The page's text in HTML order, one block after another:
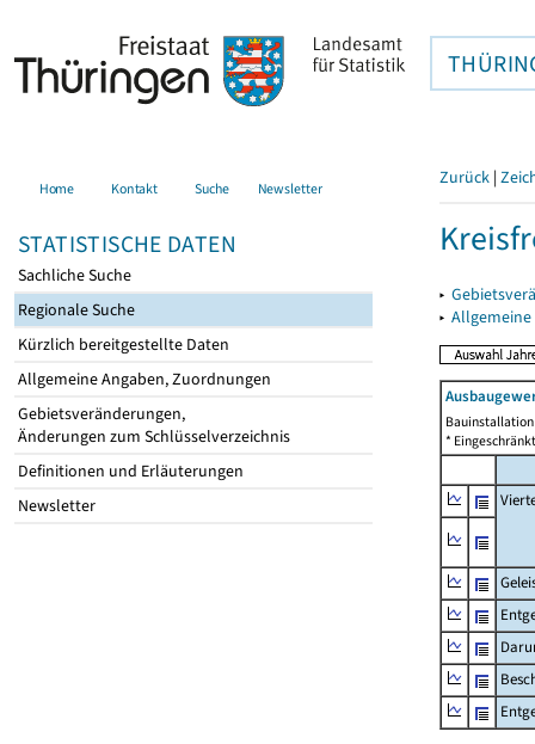
Home Kontakt Suche Newsletter
STATISTISCHE DATEN
Sachliche Suche
Regionale Suche
Kürzlich bereitgestellte Daten
Allgemeine Angaben, Zuordnungen
Gebietsveränderungen,
Änderungen zum Schlüsselverzeichnis
Definitionen und Erläuterungen
Newsletter
Zurück |
▸
▸
*